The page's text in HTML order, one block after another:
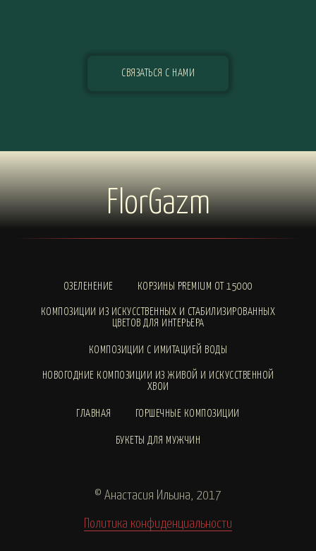
СВЯЗАТЬСЯ С НАМИ
FlorGazm
ОЗЕЛЕНЕНИЕ КОРЗИНЫ PREMIUM ОТ 15000
КОМПОЗИЦИИ ИЗ ИСКУССТВЕННЫХ И СТАБИЛИЗИРОВАННЫХ
ЦВЕТОВ ДЛЯ ИНТЕРЬЕРА
КОМПОЗИЦИИ С ИМИТАЦИЕЙ ВОДЫ
НОВОГОДНИЕ КОМПОЗИЦИИ ИЗ ЖИВОЙ И ИСКУССТВЕННОЙ
ХВОИ
ГЛАВНАЯ ГОРШЕЧНЫЕ КОМПОЗИЦИИ
БУКЕТЫ ДЛЯ МУЖЧИН
© Анастасия Ильина, 2017
Политика конфиденциальности